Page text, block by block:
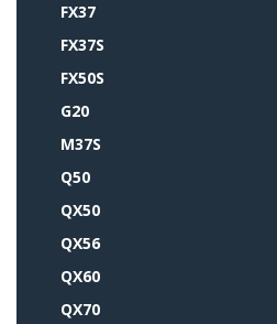
FX37
FX37S
FX50S
G20
M37S
Q50
QX50
QX56
QX60
QX70